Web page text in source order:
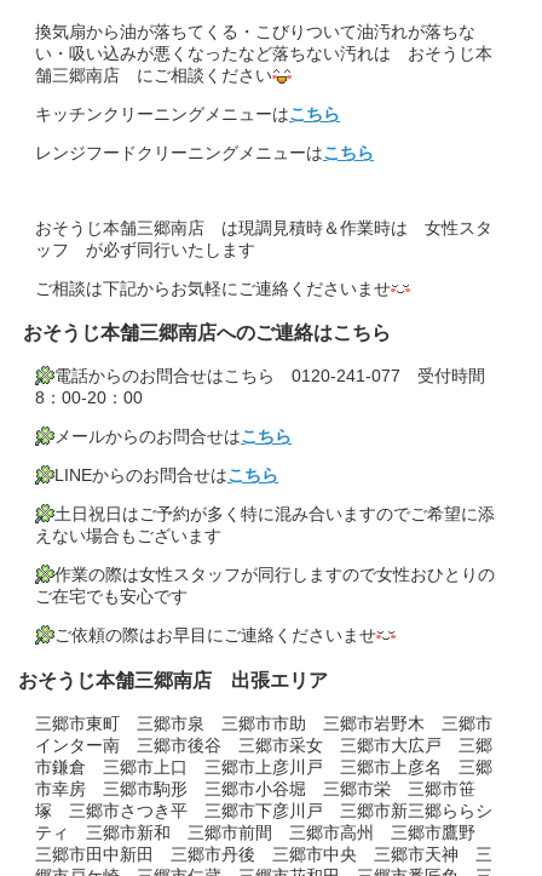
換気扇から油が落ちてくる・こびりついて油汚れが落ちな
い・吸い込みが悪くなったなど落ちない汚れは おそうじ本
舗三郷南店 にご相談ください
キッチンクリーニングメニューはこちら
レンジフードクリーニングメニューはこちら
おそうじ本舗三郷南店 は現調見積時＆作業時は 女性スタ
ッフ が必ず同行いたします
ご相談は下記からお気軽にご連絡くださいませ
おそうじ本舗三郷南店へのご連絡はこちら
電話からのお問合せはこちら 0120-241-077 受付時間
8：00-20：00
メールからのお問合せはこちら
LINEからのお問合せはこちら
土日祝日はご予約が多く特に混み合いますのでご希望に添
えない場合もございます
作業の際は女性スタッフが同行しますので女性おひとりの
ご在宅でも安心です
ご依頼の際はお早目にご連絡くださいませ
おそうじ本舗三郷南店 出張エリア
三郷市東町 三郷市泉 三郷市市助 三郷市岩野木 三郷市
インター南 三郷市後谷 三郷市采女 三郷市大広戸 三郷
市鎌倉 三郷市上口 三郷市上彦川戸 三郷市上彦名 三郷
市幸房 三郷市駒形 三郷市小谷堀 三郷市栄 三郷市笹
塚 三郷市さつき平 三郷市下彦川戸 三郷市新三郷ららシ
ティ 三郷市新和 三郷市前間 三郷市高州 三郷市鷹野
三郷市田中新田 三郷市丹後 三郷市中央 三郷市天神 三